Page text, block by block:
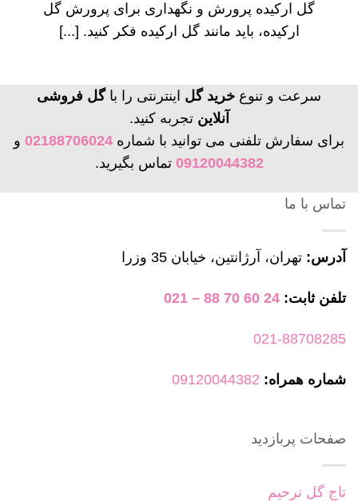
گل ارکیده پرورش و نگهداری برای پرورش گل
ارکیده، باید مانند گل ارکیده فکر کنید. [...]
سرعت و تنوع خرید گل اینترنتی را باگل فروشی
آنلاین تجربه کنید.
برای سفارش تلفنی می توانید با شماره 02188706024 و
09120044382 تماس بگیرید.
تماس با ما
آدرس: تهران، آرژانتین، خیابان 35 وزرا
تلفن ثابت: 24 60 70 88 – 021
021-88708285
شماره همراه: 09120044382
صفحات پربازدید
تاج گل ترحیم